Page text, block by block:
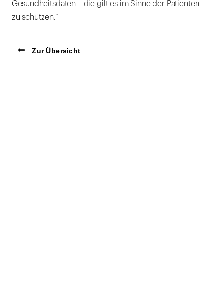
Gesundheitsdaten – die gilt es im Sinne der Patienten
zu schützen.“
Zur Übersicht